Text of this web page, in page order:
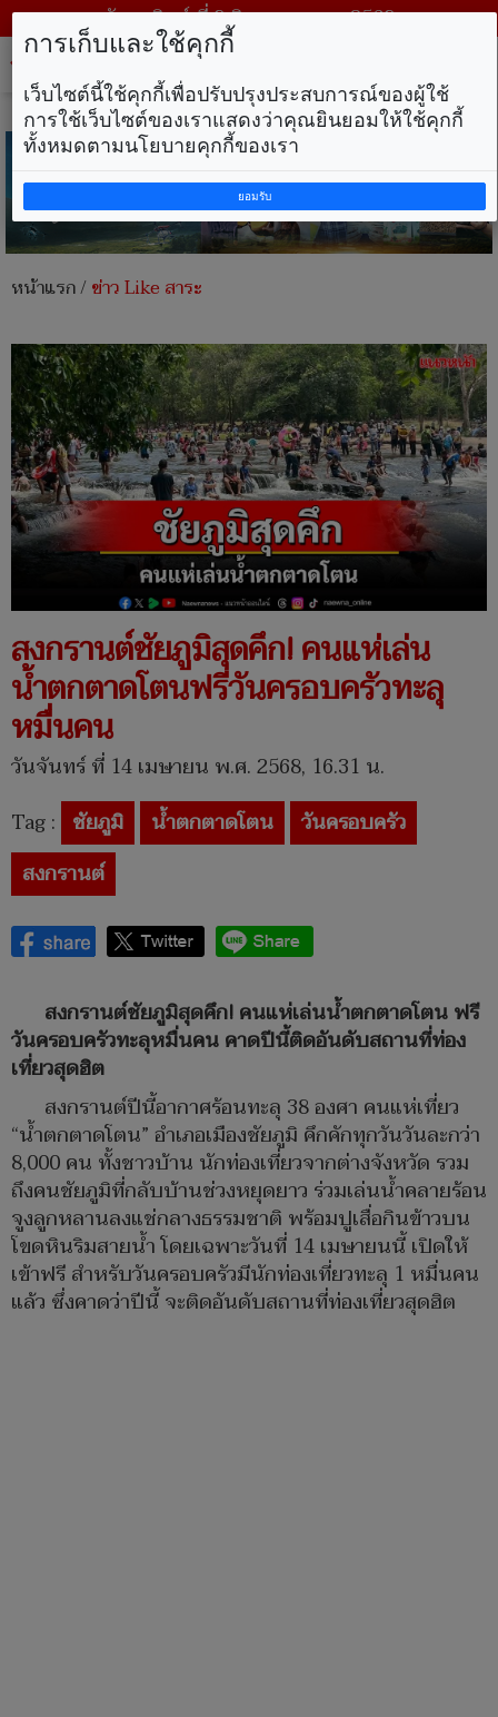
วันอาทิตย์ ที่ 9 สิงหาคม พ.ศ. 2569
หน้าแรก/ข่าว Like สาระ
สงกรานต์ชัยภูมิสุดคึก! คนแห่เล่น
น้ำตกตาดโตนฟรีวันครอบครัวทะลุ
หมื่นคน
วันจันทร์ ที่ 14 เมษายน พ.ศ. 2568, 16.31 น.
Tag : ชัยภูมิ น้ำตกตาดโตน
วันครอบครัว
สงกรานต์
สงกรานต์ชัยภูมิสุดคึก! คนแห่เล่นน้ำตกตาดโตน ฟรี
วันครอบครัวทะลุหมื่นคน คาดปีนี้ติดอันดับสถานที่ท่อง
เที่ยวสุดฮิต
สงกรานต์ปีนี้อากาศร้อนทะลุ 38 องศา คนแห่เที่ยว
“น้ำตกตาดโตน” อำเภอเมืองชัยภูมิ คึกคักทุกวันวันละกว่า
8,000 คน ทั้งชาวบ้าน นักท่องเที่ยวจากต่างจังหวัด รวม
ถึงคนชัยภูมิที่กลับบ้านช่วงหยุดยาว ร่วมเล่นน้ำคลายร้อน
จูงลูกหลานลงแช่กลางธรรมชาติ พร้อมปูเสื่อกินข้าวบน
โขดหินริมสายน้ำ โดยเฉพาะวันที่ 14 เมษายนนี้ เปิดให้
เข้าฟรี สำหรับวันครอบครัวมีนักท่องเที่ยวทะลุ 1 หมื่นคน
แล้ว ซึ่งคาดว่าปีนี้ จะติดอันดับสถานที่ท่องเที่ยวสุดฮิต
การเก็บและใช้คุกกี้
เว็บไซต์นี้ใช้คุกกี้เพื่อปรับปรุงประสบการณ์ของผู้ใช้
การใช้เว็บไซต์ของเราแสดงว่าคุณยินยอมให้ใช้คุกกี้
ทั้งหมดตามนโยบายคุกกี้ของเรา
ยอมรับ